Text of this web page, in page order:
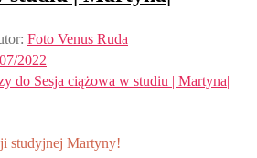
Foto Venus Ruda
2022
do Sesja ciążowa w studiu | Martyna|
studyjnej Martyny!